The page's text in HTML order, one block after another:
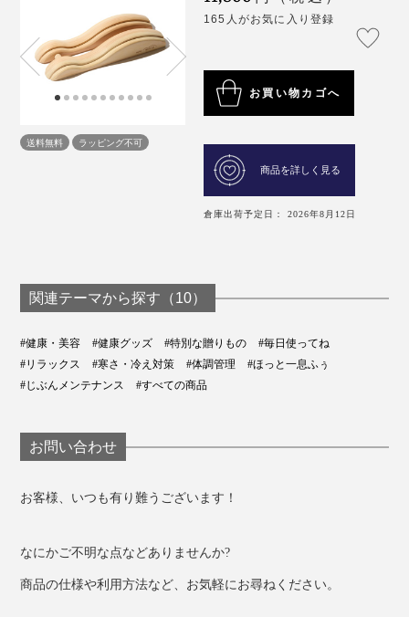
送料無料 ラッピング不可
165人がお気に入り登録
お買い物カゴへ
商品を詳しく見る
倉庫出荷予定日： 2026年8月12日
関連テーマから探す（10）
#健康・美容 #健康グッズ #特別な贈りもの
#毎日使ってね
#リラックス
#寒さ・冷え対策 #体調管理
#ほっと一息ふぅ
#じぶんメンテナンス
#すべての商品
お問い合わせ
お客様、いつも有り難うございます！
なにかご不明な点などありませんか?
商品の仕様や利用方法など、お気軽にお尋ねください。